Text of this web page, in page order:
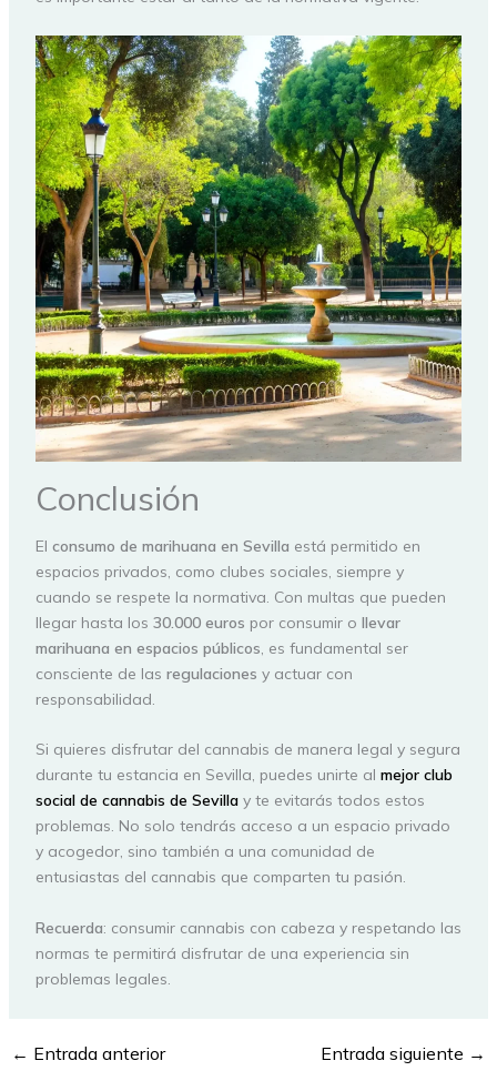
Conclusión
El consumo de marihuana en Sevilla está permitido en
espacios privados, como clubes sociales, siempre y
cuando se respete la normativa. Con multas que pueden
llegar hasta los 30.000 euros por consumir o llevar
marihuana en espacios públicos, es fundamental ser
consciente de las regulaciones y actuar con
responsabilidad.
Si quieres disfrutar del cannabis de manera legal y segura
durante tu estancia en Sevilla, puedes unirte al mejor club
social de cannabis de Sevilla y te evitarás todos estos
problemas. No solo tendrás acceso a un espacio privado
y acogedor, sino también a una comunidad de
entusiastas del cannabis que comparten tu pasión.
Recuerda: consumir cannabis con cabeza y respetando las
normas te permitirá disfrutar de una experiencia sin
problemas legales.
← Entrada anterior Entrada siguiente →